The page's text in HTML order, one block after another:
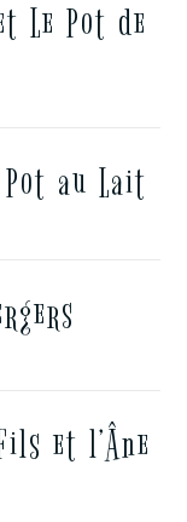
Le Pot de
au Lait
et l’Âne